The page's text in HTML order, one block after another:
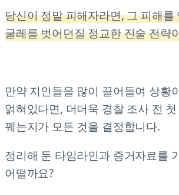
당신이 정말 피해자라면, 그 피해를
굴레를 벗어던질 정교한 진술 전략
만약 지인들을 많이 끌어들여 상황
얽혀있다면, 더더욱 경찰 조사 전
꿰는지가 모든 것을 결정합니다.
정리해 둔 타임라인과 증거자료를
어떨까요?